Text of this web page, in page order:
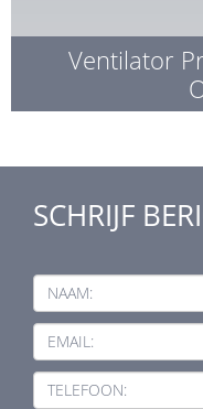
Ventilator
SCHRIJF
NAAM:
EMAIL:
TELEFOON: